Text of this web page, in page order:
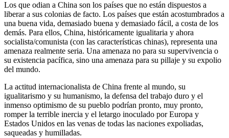
Los que odian a China son los países que no están dispuestos a
liberar a sus colonias de facto. Los países que están acostumbrados a
una buena vida, demasiado buena y demasiado fácil, a costa de los
demás. Para ellos, China, históricamente igualitaria y ahora
socialista/comunista (con las características chinas), representa una
amenaza realmente seria. Una amenaza no para su supervivencia o
su existencia pacífica, sino una amenaza para su pillaje y su expolio
del mundo.
La actitud internacionalista de China frente al mundo, su
igualitarismo y su humanismo, la defensa del trabajo duro y el
inmenso optimismo de su pueblo podrían pronto, muy pronto,
romper la terrible inercia y el letargo inoculado por Europa y
Estados Unidos en las venas de todas las naciones expoliadas,
saqueadas y humilladas.